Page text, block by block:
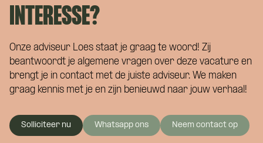
INTERESSE?
Onze adviseur Loes staat je graag te woord! Zij
beantwoordt je algemene vragen over deze vacature en
brengt je in contact met de juiste adviseur. We maken
graag kennis met je en zijn benieuwd naar jouw verhaal!
Solliciteer nu Whatsapp ons Neem contact op